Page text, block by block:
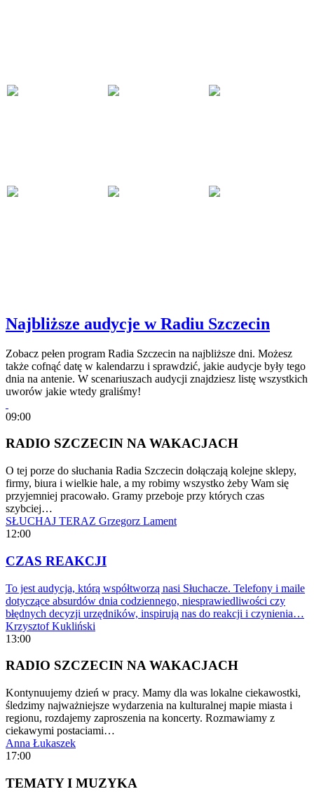
Najbliższe audycje w Radiu Szczecin
Zobacz pełen program Radia Szczecin na najbliższe dni. Możesz
także cofnąć datę w kalendarzu i sprawdzić, jakie audycje były tego
dnia na antenie. W scenariuszach audycji znajdziesz listę wszystkich
uworów jakie wtedy graliśmy!
09:00
RADIO SZCZECIN NA WAKACJACH
O tej porze do słuchania Radia Szczecin dołączają kolejne sklepy,
firmy, biura i wielkie hale, a my robimy wszystko żeby Wam się
przyjemniej pracowało. Gramy przeboje przy których czas
szybciej…
SŁUCHAJ TERAZ Grzegorz Lament
12:00
CZAS REAKCJI
To jest audycja, którą współtworzą nasi Słuchacze. Telefony i maile
dotyczące absurdów dnia codziennego, niesprawiedliwości czy
błędnych decyzji urzędników, inspirują nas do reakcji i czynienia…
Krzysztof Kukliński
13:00
RADIO SZCZECIN NA WAKACJACH
Kontynuujemy dzień w pracy. Mamy dla was lokalne ciekawostki,
śledzimy najważniejsze wydarzenia na kulturalnej mapie miasta i
regionu, rozdajemy zaproszenia na koncerty. Rozmawiamy z
ciekawymi postaciami…
Anna Łukaszek
17:00
TEMATY I MUZYKA